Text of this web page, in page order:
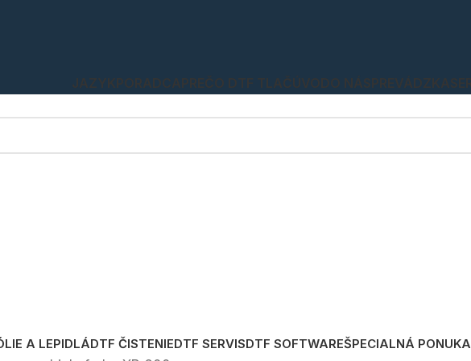
A LEPIDLÁDTF ČISTENIEDTF SERVISDTF SOFTWAREŠPECIALNÁ PONUKA